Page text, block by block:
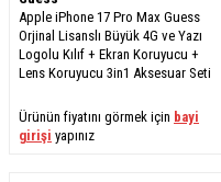
Apple iPhone 17 Pro Max Guess
Orjinal Lisanslı Büyük 4G ve Yazı
Logolu Kılıf + Ekran Koruyucu +
Lens Koruyucu 3in1 Aksesuar Seti
Ürünün fiyatını görmek için bayi
girişi yapınız